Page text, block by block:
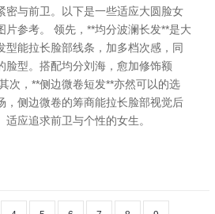
密与前卫。以下是一些适应大圆脸女
片参考。 领先，**均分波澜长发**是大
型能拉长脸部线条，加多档次感，同
脸型。搭配均分刘海，愈加修饰额
次，**侧边微卷短发**亦然可以的选
，侧边微卷的筹商能拉长脸部视觉后
应追求前卫与个性的女生。